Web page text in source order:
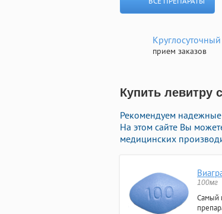
Круглосуточный
прием заказов
Купить левитру
Рекомендуем надежные
На этом сайте Вы
медицинских
100мг
Самый